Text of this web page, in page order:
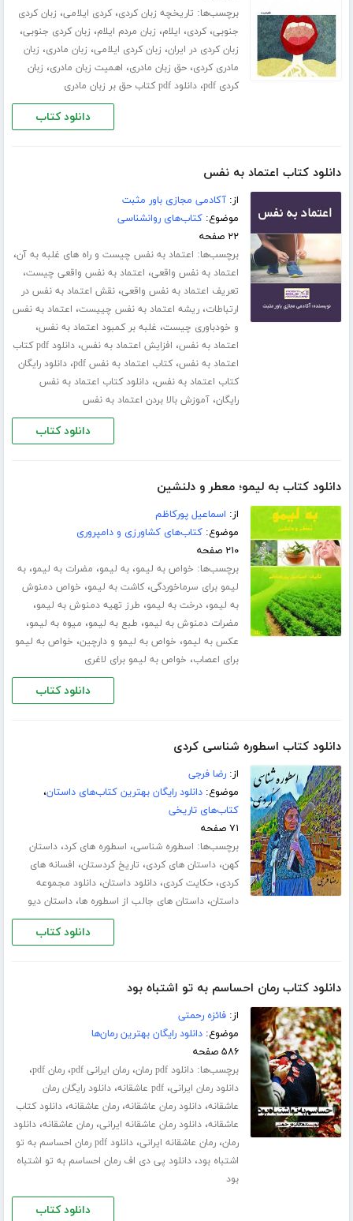
برچسب‌ها: تاریخچه زبان کردی،کردی ایلامی، زبان کردی
جنوبی،کردی، ایلام، زبان مردم ایلام، زبان کردی جنوبی،
زبان کردی در ایران، زبان کردی ایلامی، زبان مادری، زبان
مادری کردی،حق زبان مادری، اهمیت زبان مادری، زبان
کردی pdf
،دانلود pdf کتاب حق بر زبان مادری
دانلود کتاب
دانلود کتاب اعتماد به نفس
از:آکادمی مجازی باور مثبت
موضوع:کتاب‌های روانشناسی
۲۲ صفحه
برچسب‌ها: اعتماد به نفس چیست و راه های غلبه به آن،
اعتماد به نفس واقعی، اعتماد به نفس واقعی چیست،
تعریف اعتماد به نفس واقعی،نقش اعتماد به نفس در
ارتباطات،ریشه اعتماد به نفس چییست، اعتماد به نفس
و خودباوری چیست، غلبه بر کمبود اعتماد به نفس،
اعتماد به نفس، افزایش اعتماد به نفس،
دانلود pdf کتاب
اعتماد به نفس،کتاب اعتماد به نفس pdf ،دانلود رایگان
کتاب اعتماد به نفس،دانلود کتاب اعتماد به نفس
رایگان،آموزش بالا بردن اعتماد به نفس
دانلود کتاب
دانلود کتاب به لیمو؛ معطر و دلنشین
از: اسماعیل پورکاظم
موضوع:کتاب‌های کشاورزی و دامپروری
۲۱۰ صفحه
برچسب‌ها: خواص به لیمو،به لیمو، مضرات به لیمو،به
لیمو برای سرماخوردگی،کاشت به لیمو، خواص دمنوش
به لیمو،درخت به لیمو، طرز تهیه دمنوش به لیمو،
مضرات دمنوش به لیمو، طبع به لیمو، میوه به لیمو،
عکس به لیمو، خواص به لیمو و دارچین، خواص به لیمو
برای اعصاب، خواص به لیمو برای لاغری
دانلود کتاب
دانلود کتاب اسطوره شناسی کردی
از:رضا فرجی
موضوع:دانلود رایگان بهترین کتاب‌های داستان،
کتاب‌های تاریخی
۷۱ صفحه
برچسب‌ها: اسطوره شناسی، اسطوره های کرد،داستان
کهن،داستان های کردی، تاریخ کردستان، افسانه های
کردی،حکایت کردی،دانلود داستان،دانلود مجموعه
داستان،داستان های جالب از اسطوره ها،داستان دیو
دانلود کتاب
دانلود کتاب رمان احساسم به تو اشتباه بود
از:فائزه رحمتی
موضوع:دانلود رایگان بهترین رمان‌ها
۵۸۶ صفحه
برچسب‌ها:دانلود pdf رمان ،رمان ایرانی pdf ،رمان pdf ،
دانلود رمان ایرانی،pdf عاشقانه ،دانلود رایگان رمان
عاشقانه،دانلود رمان عاشقانه،رمان عاشقانه،دانلود کتاب
عاشقانه،دانلود رمان عاشقانه ایرانی،رمان عاشقانه،دانلود
رمان،رمان عاشقانه ایرانی،
دانلود pdf رمان احساسم به تو
اشتباه بود،دانلود پی دی اف رمان احساسم به تو اشتباه
بود
دانلود کتاب